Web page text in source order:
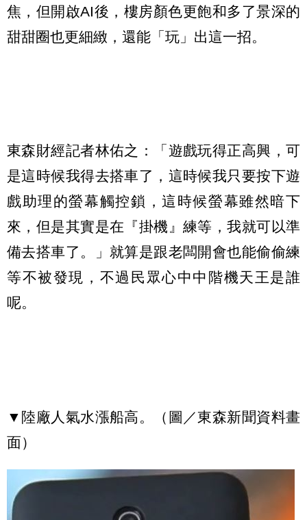
焦，但開啟AI後，樓房顏色更飽和多了景深的
甜甜圈也更細緻，還能「玩」出這一招。
東森財經記者林佑之：「遊戲玩得正高興，可
是這時候我得去搭車了，這時候我只要按下遊
戲助理的螢幕觸控鎖，這時候螢幕雖然暗下
來，但是其實是在『掛機』練等，我就可以準
備去搭車了。」就算是跟老闆開會也能偷偷練
等不被發現，不過民眾心中中階機天王是誰
呢。
▼陸廠人氣水漲船高。（圖／東森新聞資料畫
面）